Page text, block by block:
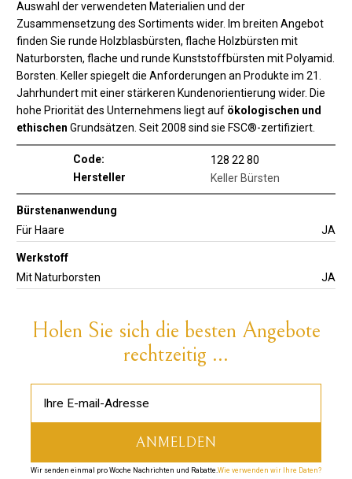
Auswahl der verwendeten Materialien und der
Zusammensetzung des Sortiments wider. Im breiten Angebot
finden Sie runde Holzblasbürsten, flache Holzbürsten mit
Naturborsten, flache und runde Kunststoffbürsten mit Polyamid.
Borsten. Keller spiegelt die Anforderungen an Produkte im 21.
Jahrhundert mit einer stärkeren Kundenorientierung wider. Die
hohe Priorität des Unternehmens liegt auf ökologischen und
ethischen Grundsätzen. Seit 2008 sind sie FSC®-zertifiziert.
Code:
128 22 80
Hersteller
Keller Bürsten
Bürstenanwendung
Für Haare
JA
Werkstoff
Mit Naturborsten
JA
Holen Sie sich die besten Angebote
rechtzeitig ...
Wir senden einmal pro Woche Nachrichten und Rabatte.Wie verwenden wir Ihre Daten?